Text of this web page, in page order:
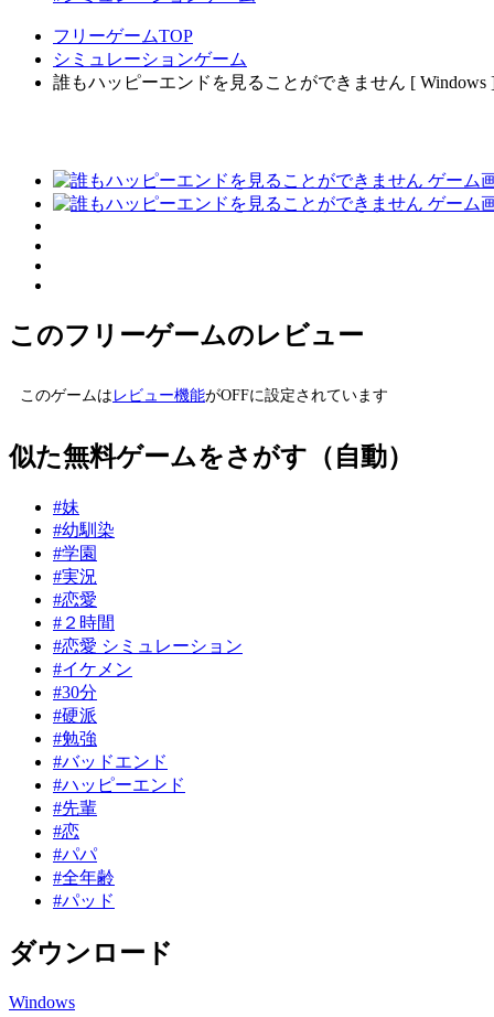
フリーゲームTOP
シミュレーションゲーム
誰もハッピーエンドを見ることができません [ Windows
このフリーゲームのレビュー
このゲームは レビュー機能がOFFに設定されています
似た無料ゲームをさがす（自動）
#妹
#幼馴染
#学園
#実況
#恋愛
#２時間
#恋愛 シミュレーション
#イケメン
#30分
#硬派
#勉強
#バッドエンド
#ハッピーエンド
#先輩
#恋
#パパ
#全年齢
#パッド
ダウンロード
Windows